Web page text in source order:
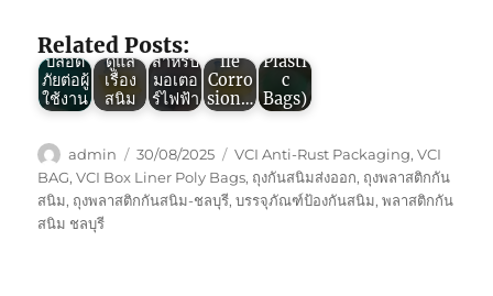
Related Posts:
ใช้ง่าย
ปลอด
ภัยต่อผู้
ใช้งาน
การ
ดูแล
เรื่อง
สนิม
ป้องกัน
สำหรับ
มอเตอ
ร์ไฟฟ้า
ile
Corro
sion…
Plasti
c
Bags)
Author
admin
Posted
on
30/08/2025 Tags
VCI Anti-Rust Packaging,VCI
BAG,VCI Box Liner Poly Bags, ถุงกันสนิมส่งออก, ถุงพลาสติกกัน
สนิม, ถุงพลาสติกกันสนิม-ชลบุรี,บรรจุภัณฑ์ป้องกันสนิม,พลาสติกกัน
สนิม ชลบุรี